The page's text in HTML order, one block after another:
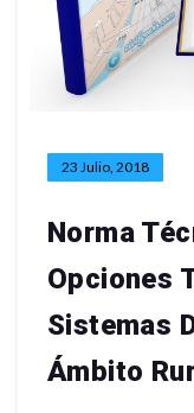
23 Julio, 2018
Norma
Opciones
Sistemas
Ámbito